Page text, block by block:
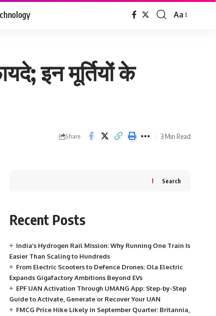
Font
Aa
इन मूर्तियों के
Share 3 Min Read
Search
Recent Posts
India’s Hydrogen Rail Mission: Why Running One Train Is
Easier Than Scaling to Hundreds
From Electric Scooters to Defence Drones: Ola Electric
Expands Gigafactory Ambitions Beyond EVs
EPF UAN Activation Through UMANG App: Step-by-Step
Guide to Activate, Generate or Recover Your UAN
FMCG Price Hike Likely in September Quarter: Britannia,